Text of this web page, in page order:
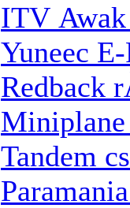
ITV Awak
Yuneec
Redback
Tandem